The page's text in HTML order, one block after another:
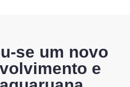
se um novo
e